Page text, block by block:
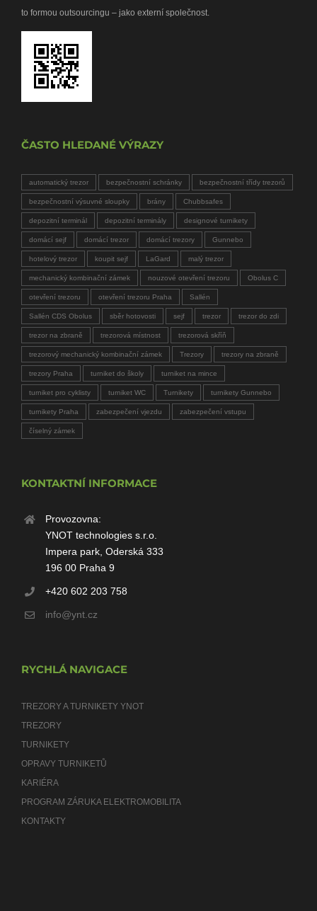
to formou outsourcingu – jako externí společnost.
ČASTO HLEDANÉ VÝRAZY
automatický trezor bezpečnostní schránky bezpečnostní třídy trezorů
bezpečnostní výsuvné sloupky brány Chubbsafes
depozitní terminál depozitní terminály designové turnikety
domácí sejf domácí trezor domácí trezory Gunnebo
hotelový trezor koupit sejf LaGard malý trezor
mechanický kombinační zámek nouzové otevření trezoru Obolus C
otevření trezoru otevření trezoru Praha Sallén
Sallén CDS Obolus sběr hotovosti sejf trezor trezor do zdi
trezor na zbraně trezorová místnost trezorová skříň
trezorový mechanický kombinační zámek Trezory trezory na zbraně
trezory Praha turniket do školy turniket na mince
turniket pro cyklisty turniket WC Turnikety turnikety Gunnebo
turnikety Praha zabezpečení vjezdu zabezpečení vstupu
číselný zámek
KONTAKTNÍ INFORMACE
Provozovna:
YNOT technologies s.r.o.
Impera park, Oderská 333
196 00 Praha 9
+420 602 203 758
info@ynt.cz
RYCHLÁ NAVIGACE
TREZORY A TURNIKETY YNOT
TREZORY
TURNIKETY
OPRAVY TURNIKETŮ
KARIÉRA
PROGRAM ZÁRUKA ELEKTROMOBILITA
KONTAKTY